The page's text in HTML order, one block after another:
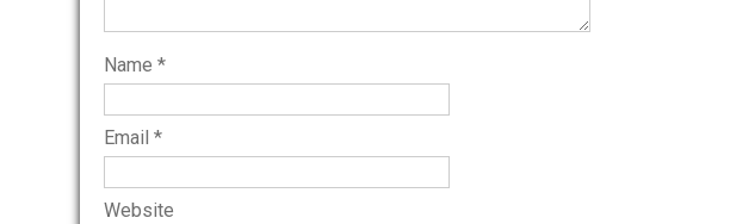
Name *
Email *
Website